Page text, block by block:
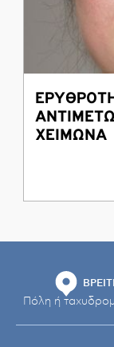
ΧΕΙΜΩΝΑ